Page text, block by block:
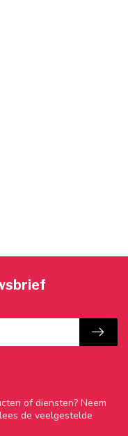
of diensten? Neem
de veelgestelde